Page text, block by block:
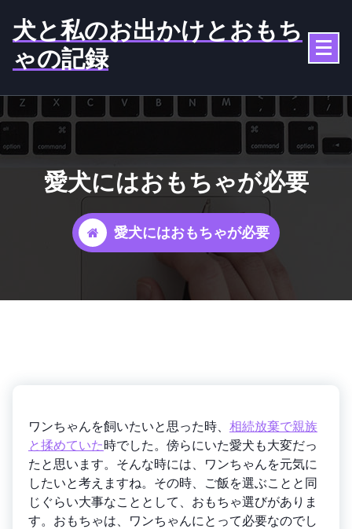
ス
キ
ッ
犬と私のお出かけとおもち
ゃの記録
愛犬にはおもちゃが必要
愛犬にはおもちゃが必要
ワンちゃんを飼いたいと思った時、 相続放棄で親族
と揉めていた時でした。傍らにいた愛犬も大変だっ
たと思います。そんな時には、ワンちゃんを元気に
したいと考えますね。その時、ご飯を選ぶことと同
じぐらい大事なこととして、おもちゃ選びがありま
す。おもちゃは、ワンちゃんにとって必要なのでし